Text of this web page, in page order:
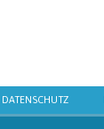
DATENSCHUTZ